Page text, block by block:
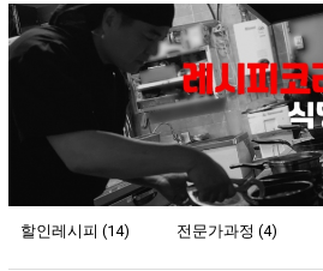
할인레시피 (14) 전문가과정 (4)